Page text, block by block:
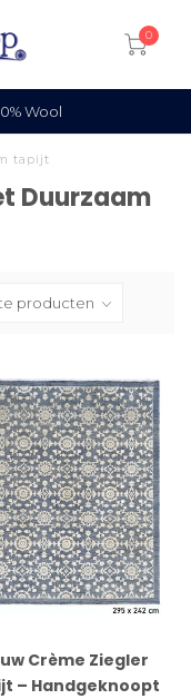
0
tapijt
Duurzaam
Crème Ziegler
– Handgeknoopt